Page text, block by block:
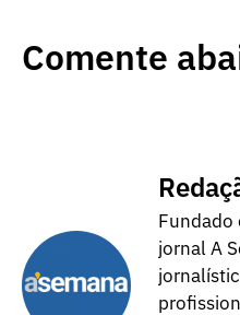
Comente
Fundado
jornal A